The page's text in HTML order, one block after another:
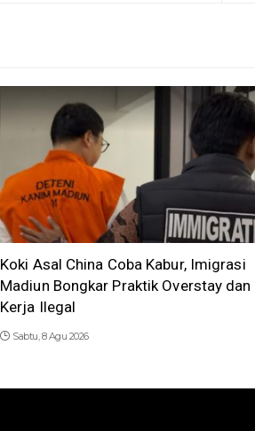
Koki Asal China Coba Kabur, Imigrasi
Madiun Bongkar Praktik Overstay dan
Kerja Ilegal
Sabtu, 8 Agu 2026